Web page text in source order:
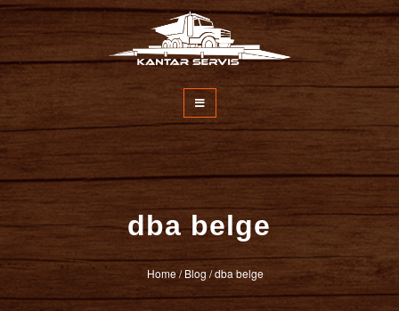
Kantar Servisi
dba belge
Home/Blog /dba belge